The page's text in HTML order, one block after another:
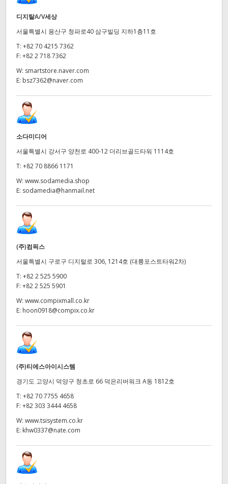
디지탈A/V세상
서울특별시 용산구 청파로40 삼구빌딩 지하1층11호
T: +82 70 4215 7362
F: +82 2 718 7362
W: smartstore.naver.com
E: bsz7362@naver.com
소다미디어
서울특별시 강서구 양천로 400-12 더리브골드타워 1114호
T: +82 70 8866 1171
W: www.sodamedia.shop
E: sodamedia@hanmail.net
(주)컴픽스
서울특별시 구로구 디지털로 306, 1214호 (대륭포스트타워2차)
T: +82 2 525 5900
F: +82 2 525 5901
W: www.compixmall.co.kr
E: hoon0918@compix.co.kr
(주)티에스아이시스템
경기도 고양시 덕양구 청초로 66 덕은리버워크 A동 1812호
T: +82 70 7755 4658
F: +82 303 3444 4658
W: www.tsisystem.co.kr
E: khw0337@nate.com